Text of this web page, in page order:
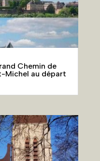
Chemin de
Michel au départ